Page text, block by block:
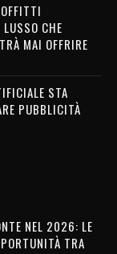
CHE
MAI OFFRIRE
STA
PUBBLICITÀ
NEL 2026: LE
TRA